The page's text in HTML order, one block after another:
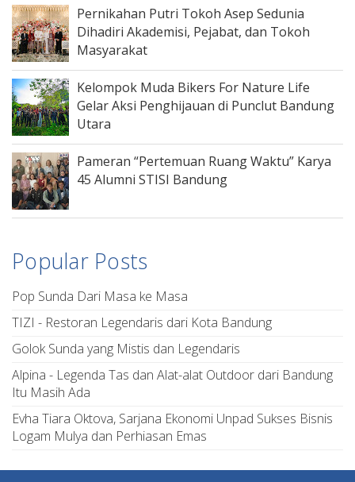
Pernikahan Putri Tokoh Asep Sedunia
Dihadiri Akademisi, Pejabat, dan Tokoh
Masyarakat
Kelompok Muda Bikers For Nature Life
Gelar Aksi Penghijauan di Punclut Bandung
Utara
Pameran “Pertemuan Ruang Waktu” Karya
45 Alumni STISI Bandung
Popular Posts
Pop Sunda Dari Masa ke Masa
TIZI - Restoran Legendaris dari Kota Bandung
Golok Sunda yang Mistis dan Legendaris
Alpina - Legenda Tas dan Alat-alat Outdoor dari Bandung
Itu Masih Ada
Evha Tiara Oktova, Sarjana Ekonomi Unpad Sukses Bisnis
Logam Mulya dan Perhiasan Emas